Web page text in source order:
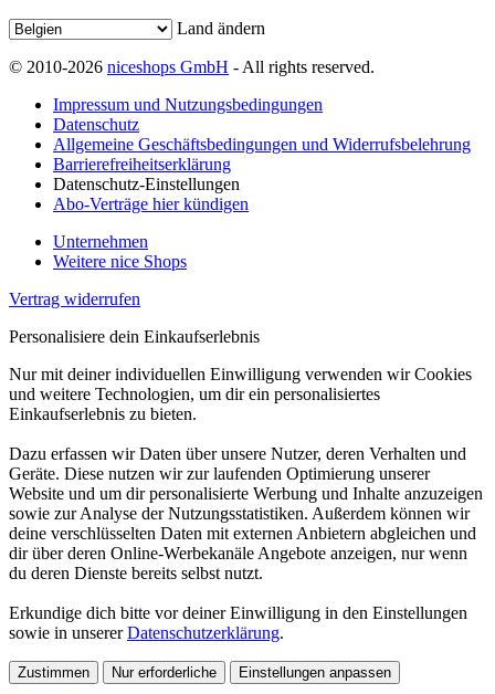
Land ändern
© 2010-2026 niceshops GmbH - All rights reserved.
Impressum und Nutzungsbedingungen
Datenschutz
Allgemeine Geschäftsbedingungen und Widerrufsbelehrung
Barrierefreiheitserklärung
Datenschutz-Einstellungen
Abo-Verträge hier kündigen
Unternehmen
Weitere nice Shops
Vertrag widerrufen
Personalisiere dein Einkaufserlebnis
Nur mit deiner individuellen Einwilligung verwenden wir Cookies
und weitere Technologien, um dir ein personalisiertes
Einkaufserlebnis zu bieten.
Dazu erfassen wir Daten über unsere Nutzer, deren Verhalten und
Geräte. Diese nutzen wir zur laufenden Optimierung unserer
Website und um dir personalisierte Werbung und Inhalte anzuzeigen
sowie zur Analyse der Nutzungsstatistiken. Außerdem können wir
deine verschlüsselten Daten mit externen Anbietern abgleichen und
dir über deren Online-Werbekanäle Angebote anzeigen, nur wenn
du deren Dienste bereits selbst nutzt.
Erkundige dich bitte vor deiner Einwilligung in den Einstellungen
sowie in unsererDatenschutzerklärung.
Zustimmen Nur erforderliche Einstellungen anpassen